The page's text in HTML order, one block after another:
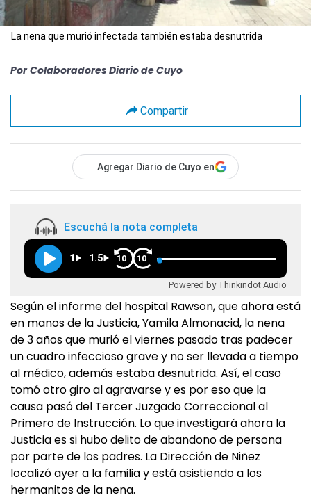
La nena que murió infectada también estaba desnutrida
Por Colaboradores Diario de Cuyo
Compartir
Agregar Diario de Cuyo en
Escuchá la nota completa
1 1.5 10 10
Powered by Thinkindot Audio
Según el informe del hospital Rawson, que ahora está
en manos de la Justicia, Yamila Almonacid, la nena
de 3 años que murió el viernes pasado tras padecer
un cuadro infeccioso grave y no ser llevada a tiempo
al médico, además estaba desnutrida. Así, el caso
tomó otro giro al agravarse y es por eso que la
causa pasó del Tercer Juzgado Correccional al
Primero de Instrucción. Lo que investigará ahora la
Justicia es si hubo delito de abandono de persona
por parte de los padres. La Dirección de Niñez
localizó ayer a la familia y está asistiendo a los
hermanitos de la nena.